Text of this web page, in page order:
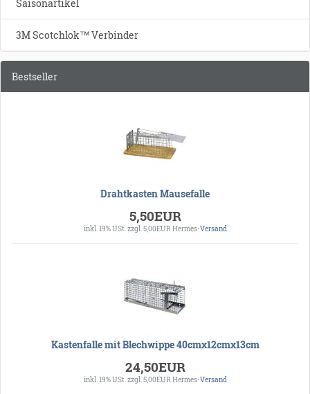
Saisonartikel
3M Scotchlok™ Verbinder
Bestseller
Drahtkasten Mausefalle
5,50EUR
inkl. 19% USt.zzgl. 5,00EUR Hermes-Versand
Kastenfalle mit Blechwippe 40cmx12cmx13cm
24,50EUR
inkl. 19% USt.zzgl. 5,00EUR Hermes-Versand